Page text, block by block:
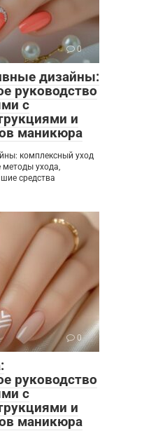
0
дизайны:
руководство
с
и
маникюра
комплексный уход
методы ухода,
средства
0
руководство
с
и
маникюра